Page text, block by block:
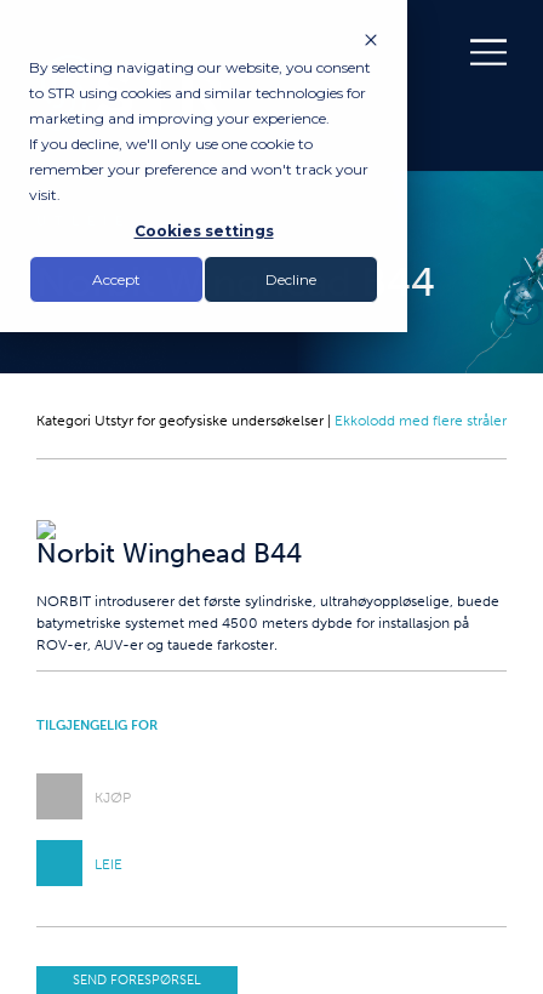
By selecting navigating our website, you consent
to STR using cookies and similar technologies for
marketing and improving your experience.
If you decline, we'll only use one cookie to
remember your preference and won't track your
visit.
Cookies settings
Accept Decline
Norbit Winghead B44
Kategori Utstyr for geofysiske undersøkelser Ekkolodd med flere stråler
Norbit Winghead B44
NORBIT introduserer det første sylindriske, ultrahøyoppløselige, buede
batymetriske systemet med 4500 meters dybde for installasjon på
ROV-er, AUV-er og tauede farkoster.
TILGJENGELIG FOR
KJØP
LEIE
SEND FORESPØRSEL